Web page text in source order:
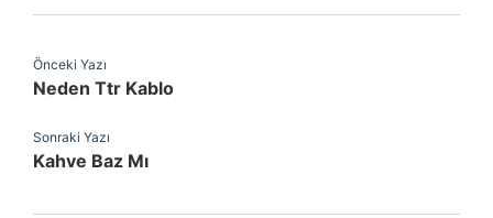
Önceki Yazı
Neden Ttr Kablo
Sonraki Yazı
Kahve Baz Mı